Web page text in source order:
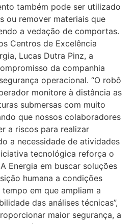
também pode ser utilizado
ou remover materiais que
a vedação de comportas.
Centros de Excelência
Lucas Dutra Pinz, a
da companhia
operacional. “O robô
monitore à distância as
submersas com muito
que nossos colaboradores
a riscos para realizar
a necessidade de atividades
tecnológica reforça o
Energia em buscar soluções
humana a condições
em que ampliam a
das análises técnicas”,
maior segurança, a